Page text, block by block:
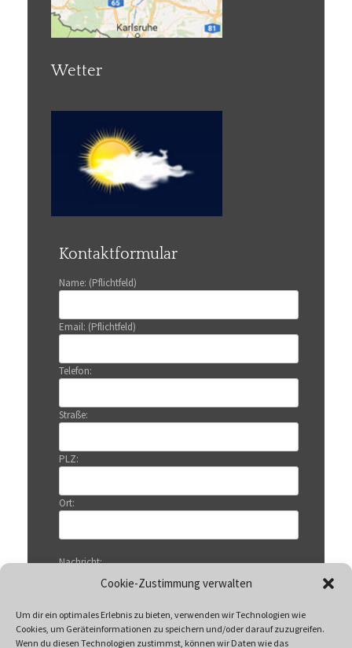
Cookie-Zustimmung verwalten
Um dir ein optimales Erlebnis zu bieten, verwenden wir Technologien wie
Cookies, um Geräteinformationen zu speichern und/oder darauf zuzugreifen.
Wenn du diesen Technologien zustimmst, können wir Daten wie das
Wetter
Kontaktformular
Name: (Pflichtfeld)
Email: (Pflichtfeld)
Telefon:
Straße:
PLZ:
Ort:
Nachricht: